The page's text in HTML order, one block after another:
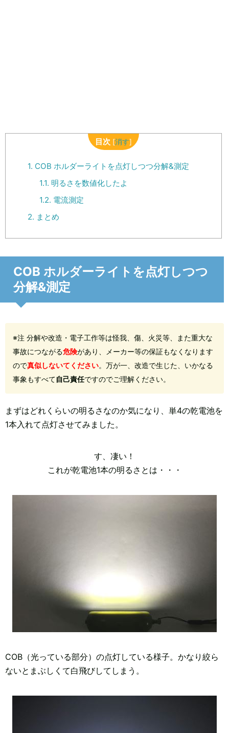
目次 [消す]
1. COB ホルダーライトを点灯しつつ分解&測定
1.1. 明るさを数値化したよ
1.2. 電流測定
2. まとめ
COB ホルダーライトを点灯しつつ
分解&測定
※注 分解や改造・電子工作等は怪我、傷、火災等、また重大な
事故につながる危険があり、メーカー等の保証もなくなります
ので真似しないてください。万が一、改造で生じた、いかなる
事象もすべて自己責任ですのでご理解ください。
まずはどれくらいの明るさなのか気になり、単4の乾電池を
1本入れて点灯させてみました。
す、凄い！
これが乾電池1本の明るさとは・・・
COB（光っている部分）の点灯している様子。かなり絞ら
ないとまぶしくて白飛びしてしまう。